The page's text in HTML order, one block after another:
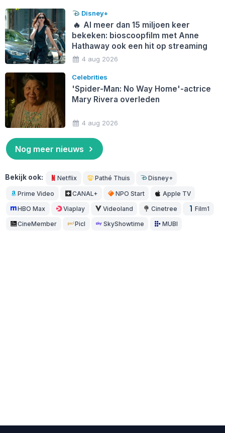
Disney+
🔥 Al meer dan 15 miljoen keer
bekeken: bioscoopfilm met Anne
Hathaway ook een hit op streaming
4 aug 2026
Celebrities
'Spider-Man: No Way Home'-actrice
Mary Rivera overleden
4 aug 2026
Nog meer nieuws
Bekijk ook: Netflix Pathé Thuis Disney+
Prime Video CANAL+ NPO Start Apple TV
HBO Max Viaplay Videoland Cinetree Film1
CineMember Picl SkyShowtime MUBI